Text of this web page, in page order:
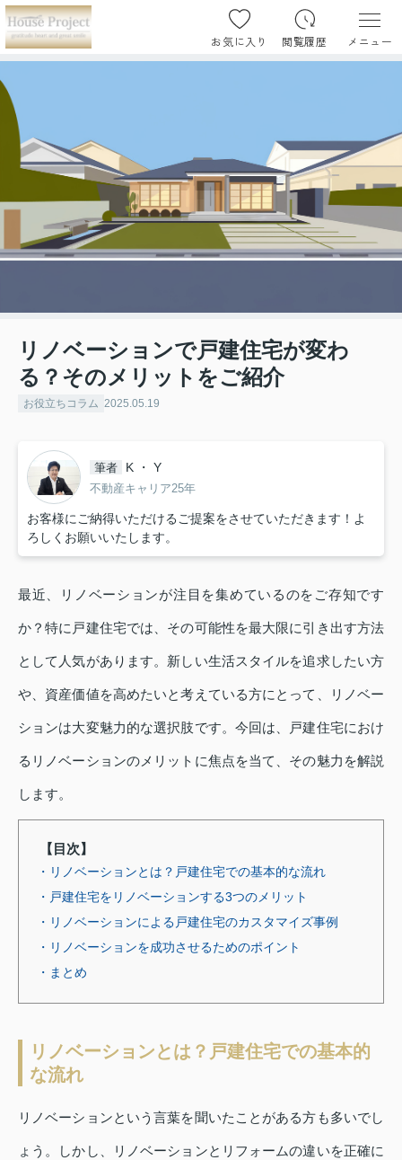
お気に入り 閲覧履歴 メニュー
リノベーションで戸建住宅が変わ
る？そのメリットをご紹介
お役立ちコラム 2025.05.19
筆者 K ・ Y
不動産キャリア25年
お客様にご納得いただけるご提案をさせていただきます！よ
ろしくお願いいたします。
最近、リノベーションが注目を集めているのをご存知です
か？特に戸建住宅では、その可能性を最大限に引き出す方法
として人気があります。新しい生活スタイルを追求したい方
や、資産価値を高めたいと考えている方にとって、リノベー
ションは大変魅力的な選択肢です。今回は、戸建住宅におけ
るリノベーションのメリットに焦点を当て、その魅力を解説
します。
【目次】
・リノベーションとは？戸建住宅での基本的な流れ
・戸建住宅をリノベーションする3つのメリット
・リノベーションによる戸建住宅のカスタマイズ事例
・リノベーションを成功させるためのポイント
・まとめ
リノベーションとは？戸建住宅での基本的
な流れ
リノベーションという言葉を聞いたことがある方も多いでし
ょう。しかし、リノベーションとリフォームの違いを正確に